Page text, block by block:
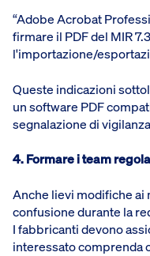
“Adobe Acrobat
firmare il PDF del MIR
l'importazione/
Queste indicazioni
un software PDF
segnalazione di
4. Formare i team
Anche lievi modifiche
confusione durante la
I fabbricanti devono
interessato comprenda